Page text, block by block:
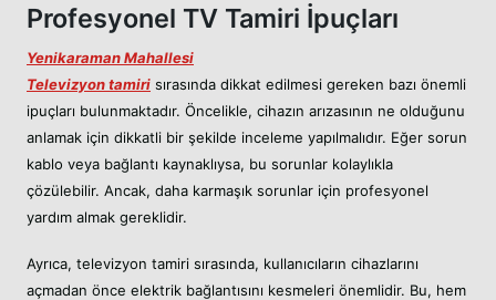
Profesyonel TV Tamiri İpuçları
Yenikaraman Mahallesi
Televizyon tamiri sırasında dikkat edilmesi gereken bazı önemli
ipuçları bulunmaktadır. Öncelikle, cihazın arızasının ne olduğunu
anlamak için dikkatli bir şekilde inceleme yapılmalıdır. Eğer sorun
kablo veya bağlantı kaynaklıysa, bu sorunlar kolaylıkla
çözülebilir. Ancak, daha karmaşık sorunlar için profesyonel
yardım almak gereklidir.
Ayrıca, televizyon tamiri sırasında, kullanıcıların cihazlarını
açmadan önce elektrik bağlantısını kesmeleri önemlidir. Bu, hem